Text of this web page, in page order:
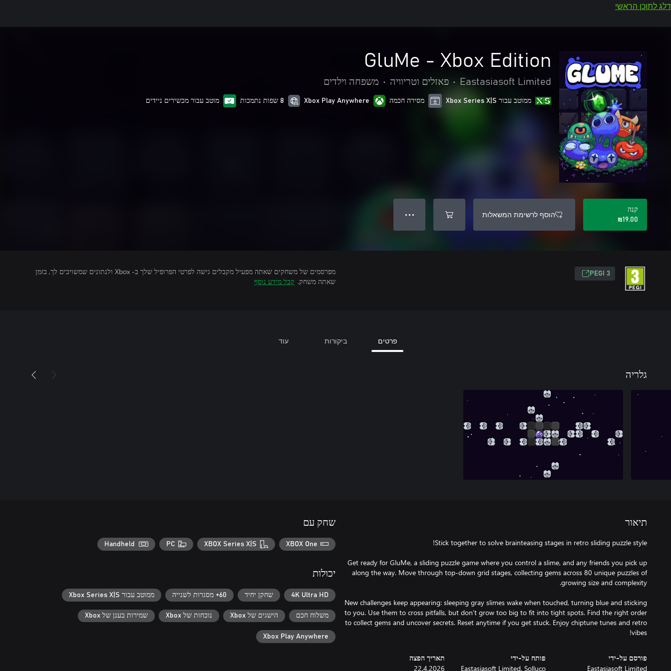
דלג לתוכן הראשי
GluMe - Xbox Edition
Eastasiasoft Limited
• פאזלים וטריוויה • משפחה וילדים
ממוטב עבור Xbox Series X|S מסירה חכמה Xbox Play Anywhere 8 שפות נתמכות מוטב עבור מכשירים ניידים
קנה
‪₪‎19.00‬
הוסף לרשימת המשאלות ● ● ●
PEGI 3
מפרסמים של משחקים שאתה מפעיל מקבלים גישה לפרטי הפרופיל שלך ב- Xbox ולנתונים שמשויכים לך, בזמן
שאתה משחק. קבל מידע נוסף
פרטים ביקורות עוד
גלריה
תיאור
Get ready for GluMe, a sliding puzzle game where you control a slime, and any friends you pick up
along the way. Move through top-down grid stages, collecting gems across 80 unique puzzles of
New challenges keep appearing: sleeping gray slimes wake when touched, turning blue and sticking
to you. Use them to cross pitfalls, but don’t grow too big to fit into tight spots. Find the right order
to collect gems and uncover secrets. Reset anytime if you get stuck. Enjoy chiptune tunes and retro
vibes!
פורסם על-ידי
Eastasiasoft Limited
פותח על-ידי
Eastasiasoft Limited, Solluco
תאריך הפצה
22.4.2026
שחק עם
XBOX One
XBOX Series X|S
PC
Handheld
יכולות
4K Ultra HD שחקן יחיד 60+ מסגרות לשנייה ממוטב עבור Xbox Series X|S
משלוח חכם הישגים של Xbox נוכחות של Xbox שמירות בענן של Xbox
Xbox Play Anywhere